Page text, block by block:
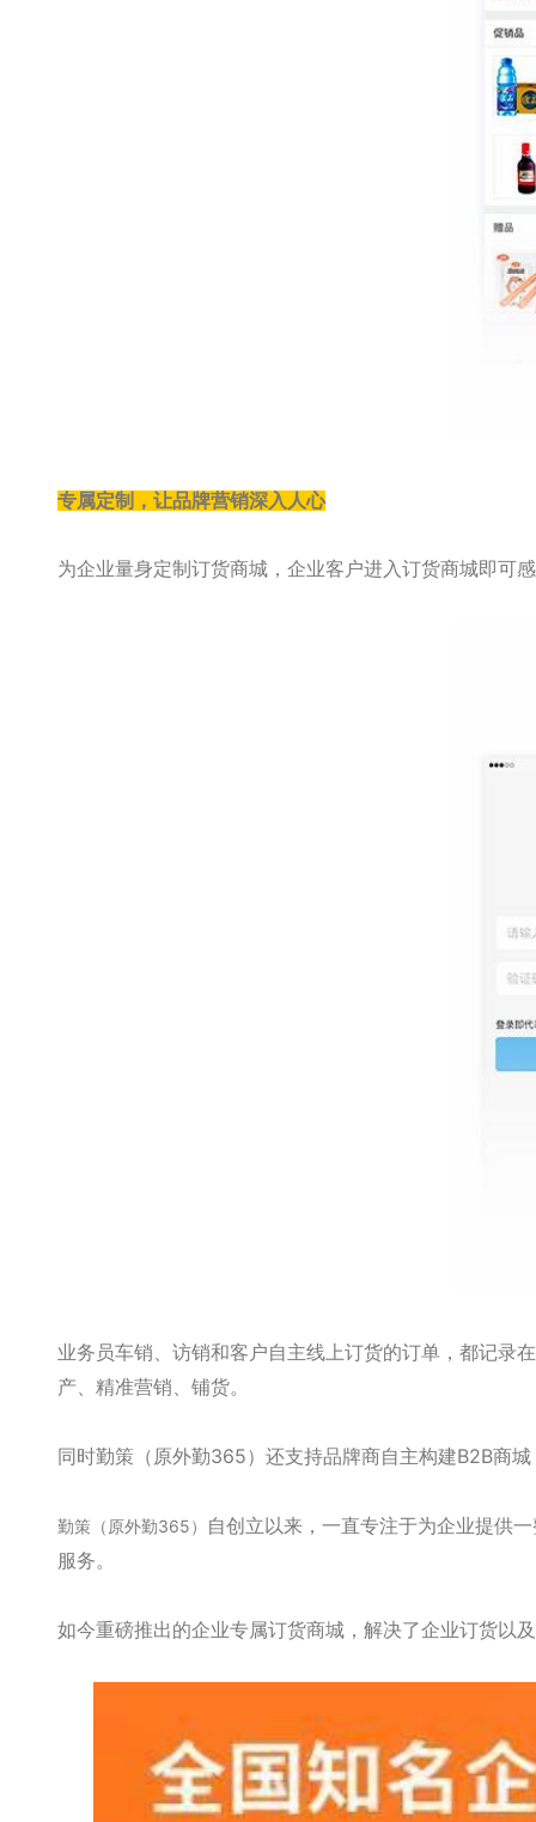
专属定制，让品牌营销深入人心
为企业量身定制订货商城，企业客户进入订货商城即可
业务员车销、访销和客户自主线上订货的订单，都记录
产、精准营销、铺货。
同时勤策（原外勤365）还支持品牌商自主构建B2B商
勤策（原外勤365）
自创立以来，一直专注于为企业提供
服务。
如今重磅推出的企业专属订货商城，解决了企业订货以